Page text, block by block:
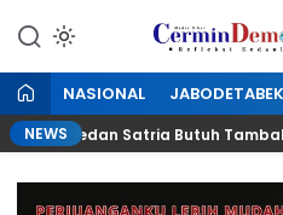
konten
Refleksi
NASIONAL JABODETABEK
NEWS
LH Medan Satria Butuh